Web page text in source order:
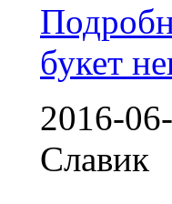
букет
2016-
Славик